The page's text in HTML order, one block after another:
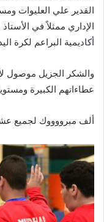
القدير علي العليوات
الإداري ممثلاً في
أكاديمية البراعم لكرة
والشكر الجزيل موصول
عطاءاتهم الكبيرة
ألف مبرووووك لجميع